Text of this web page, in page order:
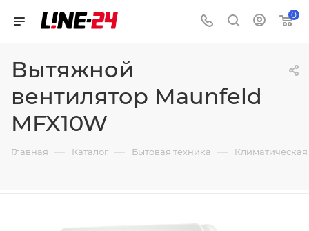
0
Вытяжной
вентилятор Maunfeld
MFX10W
Главная — Каталог — Бытовая техника —